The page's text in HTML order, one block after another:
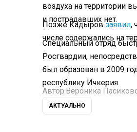
воздуха на территории
и пострадавших нет.
Позже Кадыровзаявил,
числе содержались на
Специальный отряд
Росгвардии,
был образован в 2009
республику Ичкерия.
Автор: Вероника
АКТУАЛЬНО